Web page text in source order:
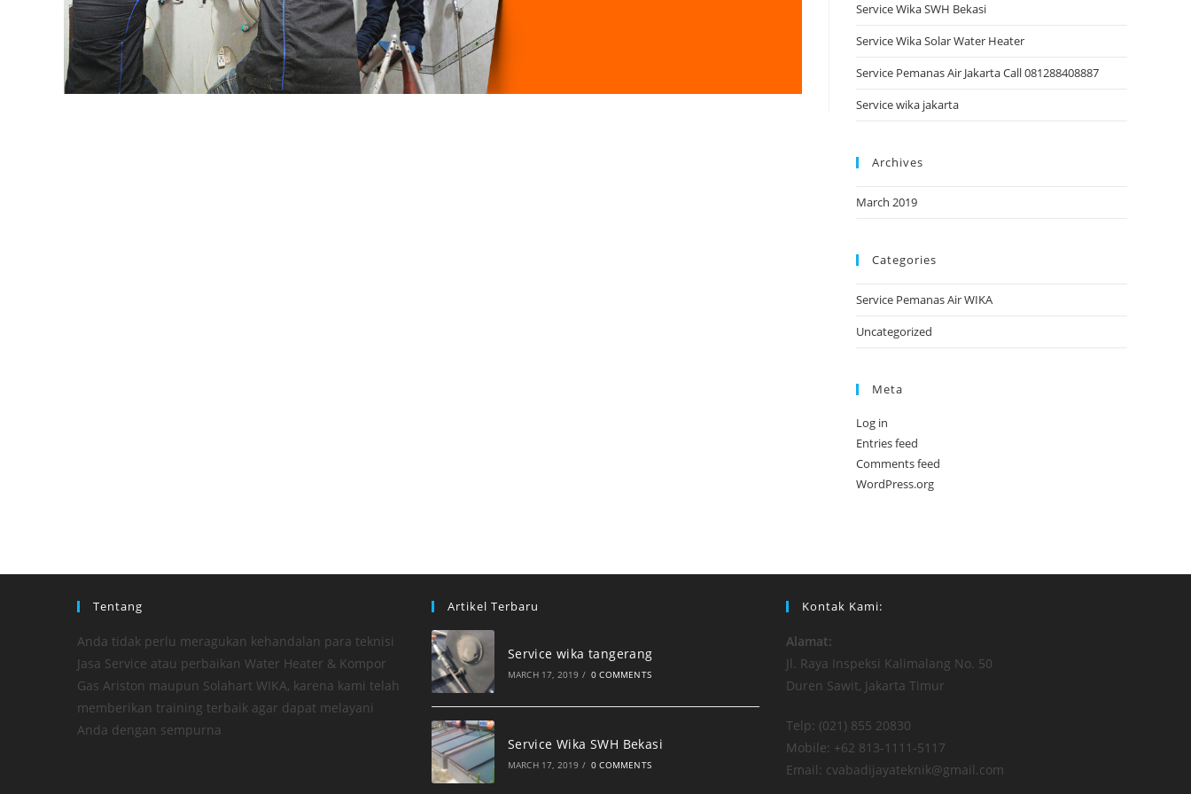
Service Wika SWH Bekasi
Service Wika Solar Water Heater
Service Pemanas Air Jakarta Call 081288408887
Service wika jakarta
Archives
March 2019
Categories
Service Pemanas Air WIKA
Uncategorized
Meta
Log in
Entries feed
Comments feed
WordPress.org
Tentang
Anda tidak perlu meragukan kehandalan para teknisi
Jasa Service atau perbaikan Water Heater & Kompor
Gas Ariston maupun Solahart WIKA, karena kami telah
memberikan training terbaik agar dapat melayani
Anda dengan sempurna
Artikel Terbaru
Service wika tangerang
MARCH 17, 2019 / 0 COMMENTS
Service Wika SWH Bekasi
MARCH 17, 2019 / 0 COMMENTS
Kontak Kami:
Alamat:
Jl. Raya Inspeksi Kalimalang No. 50
Duren Sawit, Jakarta Timur
Telp: (021) 855 20830
Mobile: +62 813-1111-5117
Email: cvabadijayateknik@gmail.com